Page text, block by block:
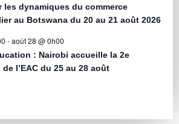
les dynamiques du commerce
au Botswana du 20 au 21 août 2026
-août 28 @ 0h00
: Nairobi accueille la 2e
l’EAC du 25 au 28 août